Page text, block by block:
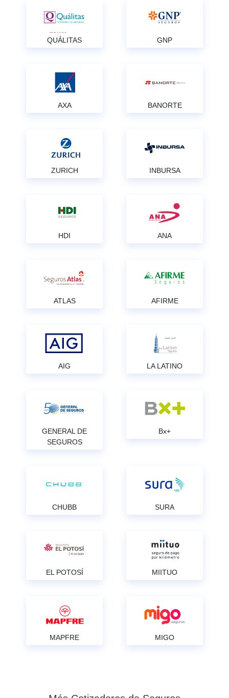
QUÁLITAS GNP
AXA BANORTE
ZURICH INBURSA
HDI ANA
ATLAS AFIRME
AIG LA LATINO
GENERAL DE
SEGUROS
Bx+
CHUBB SURA
EL POTOSÍ MIITUO
MAPFRE MIGO